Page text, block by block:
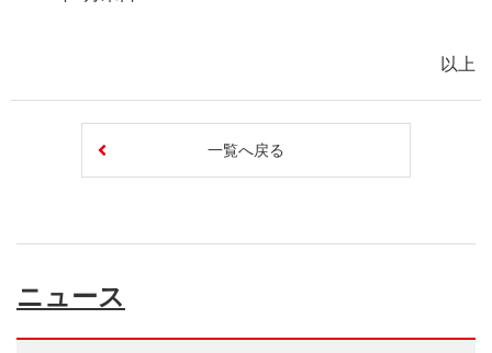
以上
一覧へ戻る
ニュース